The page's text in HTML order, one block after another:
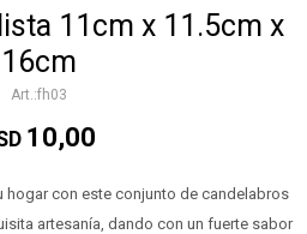
11cm x 11.5cm x
16cm
fh03
10,00
hogar con este conjunto de candelabros
artesanía, dando con un fuerte sabor